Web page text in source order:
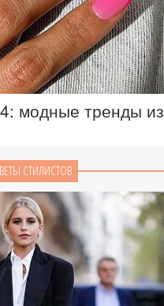
модные тренды из
СТИЛИСТОВ